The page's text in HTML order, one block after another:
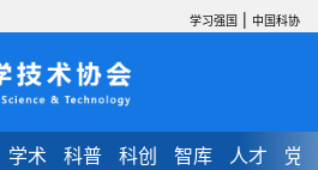
学术 科普 科创 智库 人才 党
学习强国 | 中国科协